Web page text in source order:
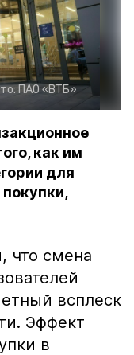
ПАО «ВТБ»
как им
для
что смена
всплеск
Эффект
в